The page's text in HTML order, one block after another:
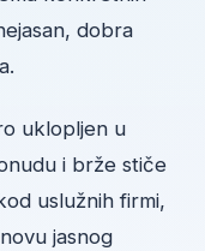
dobra
uklopljen u
i brže stiče
uslužnih firmi,
jasnog